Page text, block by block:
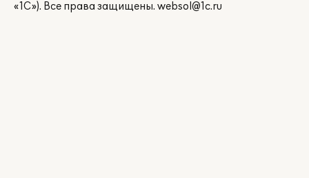
«1С»). Все права защищены. websol@1c.ru